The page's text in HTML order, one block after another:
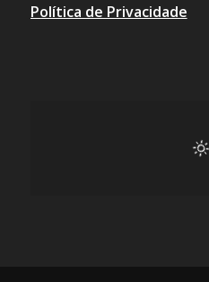
Política de Privacidade